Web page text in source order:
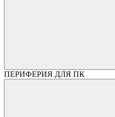
ПЕРИФЕРИЯ ДЛЯ ПК